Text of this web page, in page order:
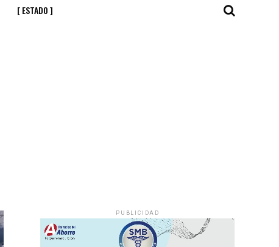
[ ESTADO ]
PUBLICIDAD